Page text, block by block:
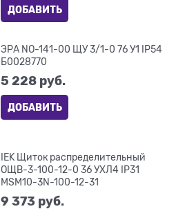
ДОБАВИТЬ
ЭРА NO-141-00 ЩУ 3/1-0 76 У1 IP54
Б0028770
5 228 руб.
ДОБАВИТЬ
IEK Щиток распределительный
ОЩВ-3-100-12-0 36 УХЛ4 IP31
MSM10-3N-100-12-31
9 373 руб.